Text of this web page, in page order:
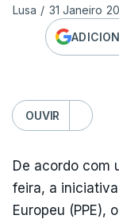
Lusa / 31 Janeiro
OUVIR
De acordo com
feira, a
Europeu (PPE),